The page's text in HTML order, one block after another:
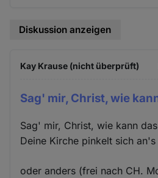
Diskussion anzeigen
Kay Krause (nicht überprüft)
Sag' mir, Christ, wie
Sag' mir, Christ, wie kann
Deine Kirche pinkelt sich an's
oder anders (frei nach CH.